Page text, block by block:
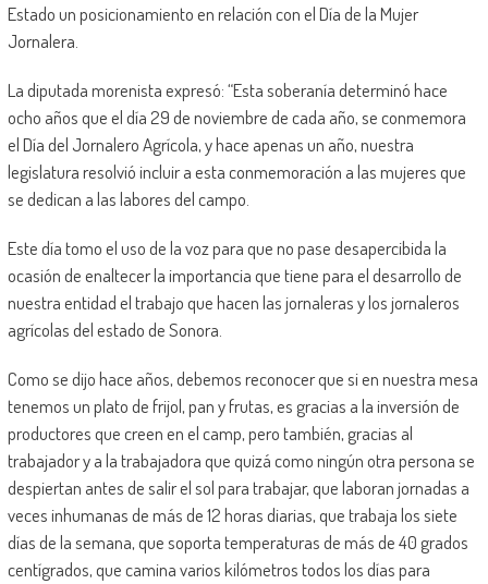
Estado un posicionamiento en relación con el Día de la Mujer
Jornalera.
La diputada morenista expresó: “Esta soberanía determinó hace
ocho años que el día 29 de noviembre de cada año, se conmemora
el Día del Jornalero Agrícola, y hace apenas un año, nuestra
legislatura resolvió incluir a esta conmemoración a las mujeres que
se dedican a las labores del campo.
Este día tomo el uso de la voz para que no pase desapercibida la
ocasión de enaltecer la importancia que tiene para el desarrollo de
nuestra entidad el trabajo que hacen las jornaleras y los jornaleros
agrícolas del estado de Sonora.
Como se dijo hace años, debemos reconocer que si en nuestra mesa
tenemos un plato de frijol, pan y frutas, es gracias a la inversión de
productores que creen en el camp, pero también, gracias al
trabajador y a la trabajadora que quizá como ningún otra persona se
despiertan antes de salir el sol para trabajar, que laboran jornadas a
veces inhumanas de más de 12 horas diarias, que trabaja los siete
días de la semana, que soporta temperaturas de más de 40 grados
centígrados, que camina varios kilómetros todos los días para